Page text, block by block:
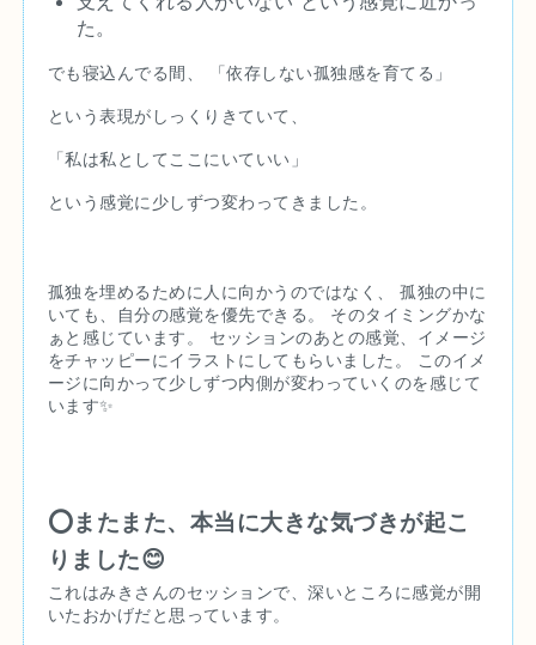
た。
でも寝込んでる間、 「依存しない孤独感を育てる」
という表現がしっくりきていて、
「私は私としてここにいていい」
という感覚に少しずつ変わってきました。
孤独を埋めるために人に向かうのではなく、 孤独の中に
いても、自分の感覚を優先できる。 そのタイミングかな
ぁと感じています。 セッションのあとの感覚、イメージ
をチャッピーにイラストにしてもらいました。 このイメ
ージに向かって少しずつ内側が変わっていくのを感じて
います✨
⭕️またまた、本当に大きな気づきが起こ
りました😊
これはみきさんのセッションで、深いところに感覚が開
いたおかげだと思っています。